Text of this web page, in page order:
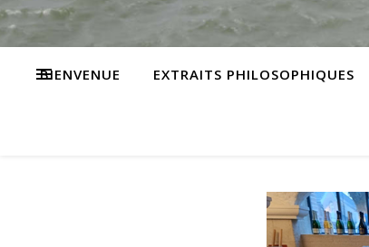
BIENVENUE EXTRAITS PHILOSOPHIQUES